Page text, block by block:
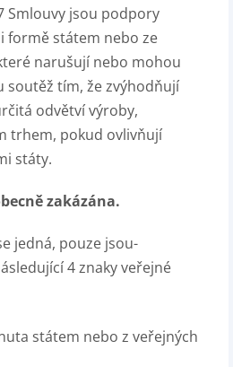
Smlouvy jsou podpory
formě státem nebo ze
narušují nebo mohou
tím, že zvýhodňují
odvětví výroby,
trhem, pokud ovlivňují
státy.
zakázána.
jedná, pouze jsou-
4 znaky veřejné
státem nebo z veřejných